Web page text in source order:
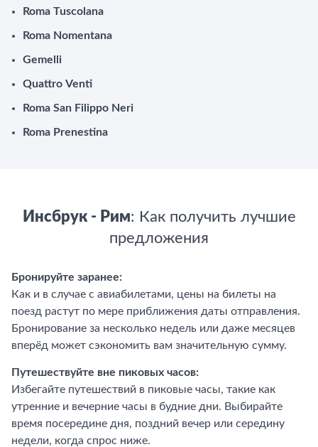
Roma Tuscolana
Roma Nomentana
Gemelli
Quattro Venti
Roma San Filippo Neri
Roma Prenestina
Инсбрук - Рим: Как получить лучшие
предложения
Бронируйте заранее:
Как и в случае с авиабилетами, цены на билеты на
поезд растут по мере приближения даты отправления.
Бронирование за несколько недель или даже месяцев
вперёд может сэкономить вам значительную сумму.
Путешествуйте вне пиковых часов:
Избегайте путешествий в пиковые часы, такие как
утренние и вечерние часы в будние дни. Выбирайте
время посередине дня, поздний вечер или середину
недели, когда спрос ниже.